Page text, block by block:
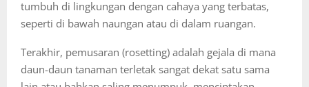
tumbuh di lingkungan dengan cahaya yang terbatas,
seperti di bawah naungan atau di dalam ruangan.
Terakhir, pemusaran (rosetting) adalah gejala di mana
daun-daun tanaman terletak sangat dekat satu sama